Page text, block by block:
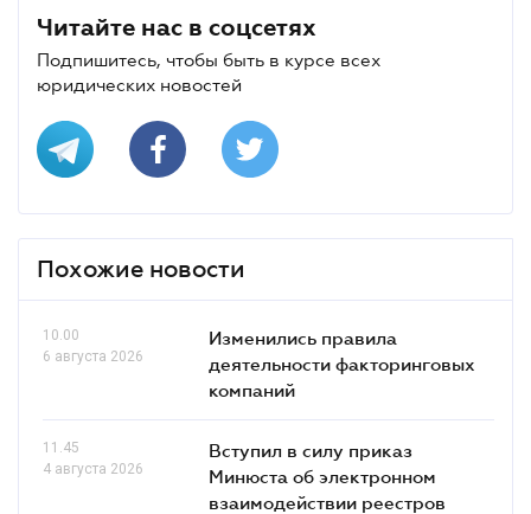
Читайте нас в соцсетях
Подпишитесь, чтобы быть в курсе всех
юридических новостей
Похожие новости
10.00
6 августа 2026
Изменились правила
деятельности факторинговых
компаний
11.45
4 августа 2026
Вступил в силу приказ
Минюста об электронном
взаимодействии реестров